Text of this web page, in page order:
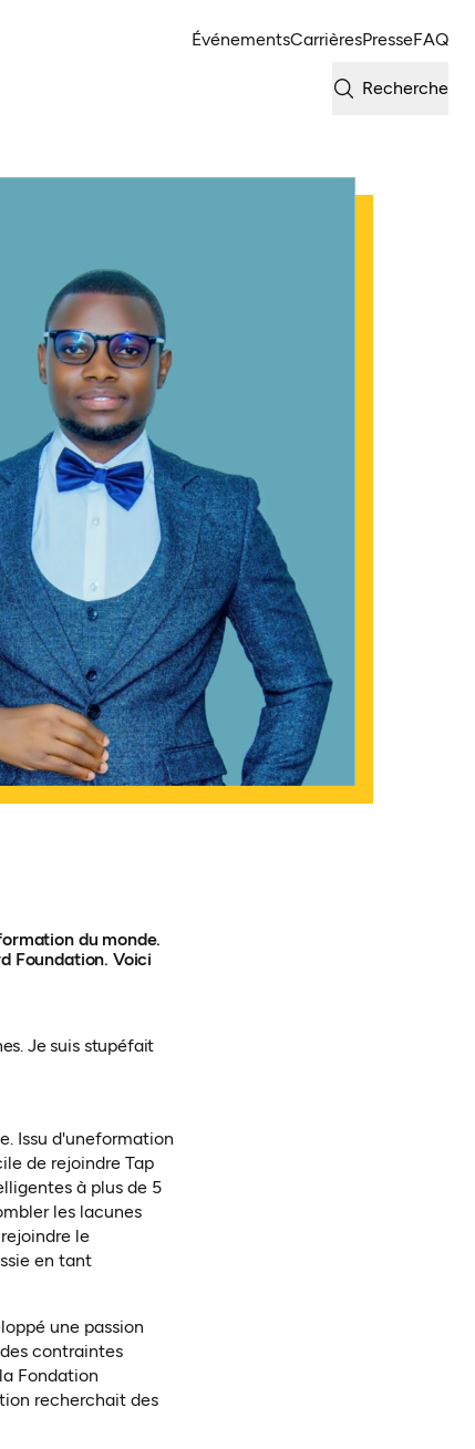
ÉvénementsCarrièresPresseFAQ
Recherche
du monde.
Foundation. Voici
Je suis stupéfait
Issu d'uneformation
de rejoindre Tap
à plus de 5
les lacunes
le
en tant
une passion
contraintes
Fondation
recherchait des